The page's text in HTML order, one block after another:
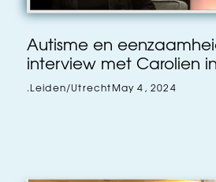
Autisme en
interview met Carolien
. Leiden/Utrecht May 4, 2024